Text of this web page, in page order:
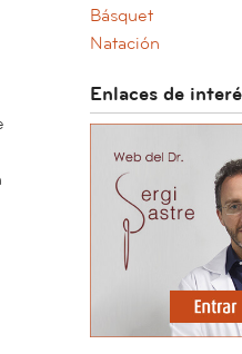
Básquet
Natación
Enlaces de